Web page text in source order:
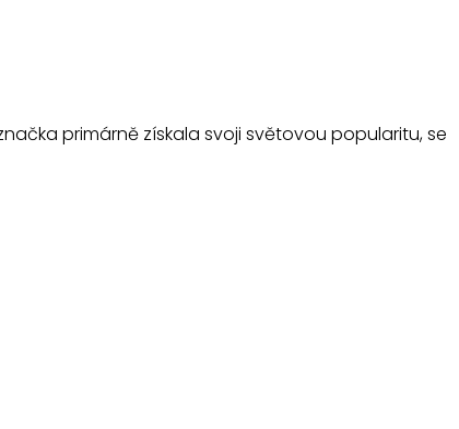
primárně získala svoji světovou popularitu, se